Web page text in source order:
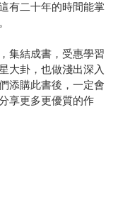
有二十年的時間能掌
集結成書，受惠學習
大卦，也做淺出深入
添購此書後，一定會
享更多更優質的作